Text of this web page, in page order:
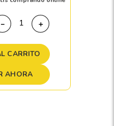
＋
－
CARRITO
AHORA